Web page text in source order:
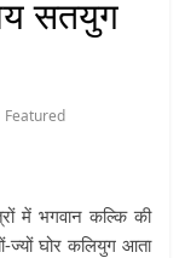
सतयुग
Featured
में भगवान कल्कि की
ज्यों घोर कलियुग आता